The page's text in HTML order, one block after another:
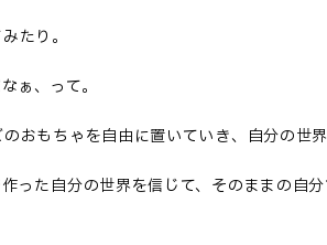
たり。
ぁ、って。
おもちゃを自由に置いていき、自分の世
った自分の世界を信じて、そのままの自